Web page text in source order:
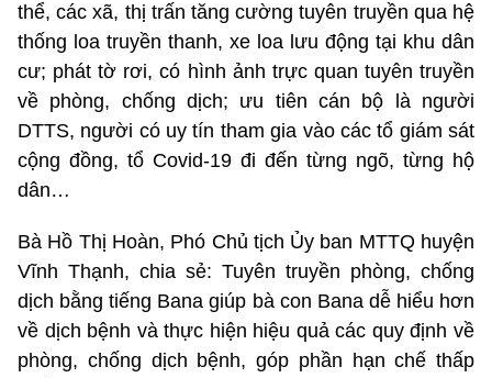
thể, các xã, thị trấn tăng cường tuyên truyền qua hệ
thống loa truyền thanh, xe loa lưu động tại khu dân
cư; phát tờ rơi, có hình ảnh trực quan tuyên truyền
về phòng, chống dịch; ưu tiên cán bộ là người
DTTS, người có uy tín tham gia vào các tổ giám sát
cộng đồng, tổ Covid-19 đi đến từng ngõ, từng hộ
dân…
Bà Hồ Thị Hoàn, Phó Chủ tịch Ủy ban MTTQ huyện
Vĩnh Thạnh, chia sẻ: Tuyên truyền phòng, chống
dịch bằng tiếng Bana giúp bà con Bana dễ hiểu hơn
về dịch bệnh và thực hiện hiệu quả các quy định về
phòng, chống dịch bệnh, góp phần hạn chế thấp